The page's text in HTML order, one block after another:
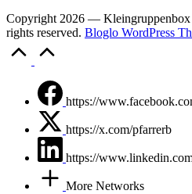
Copyright 2026 — Kleingruppenbox
rights reserved. Bloglo WordPress
https://
https://x.com/pfarrerb
https://
More Networks